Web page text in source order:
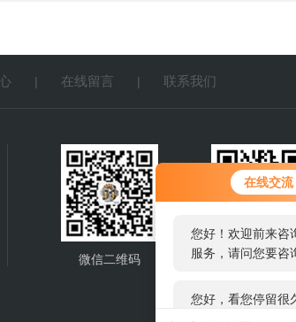
在线交流
您好！欢迎前来咨
服务，请问您要咨
您好，看您停留很
了需求产品，您可
| 在线留言 | 联系我们
微信二维码 网站二维码